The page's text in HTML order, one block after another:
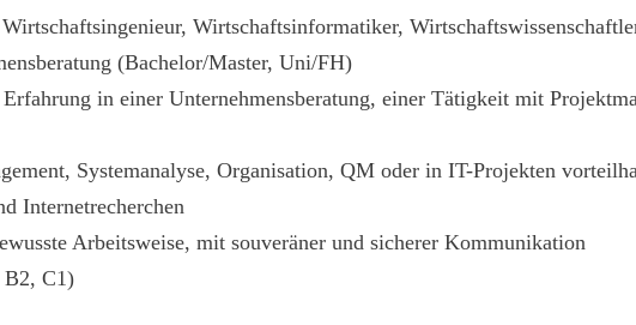
Wirtschaftsinformatiker,
(Bachelor/Master, Uni/FH)
in einer Unternehmensberatung, einer Tätigkeit mit
Systemanalyse, Organisation, QM oder in IT-Projekten
Internetrecherchen
Arbeitsweise, mit souveräner und sicherer Kommunikation
B2, C1)